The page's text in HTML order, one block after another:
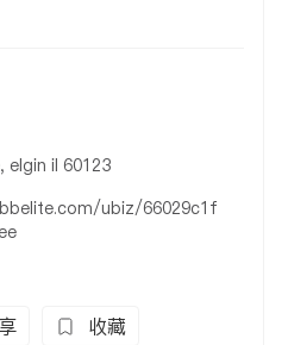
elgin il 60123
ubiz/66029c1f
收藏